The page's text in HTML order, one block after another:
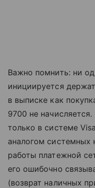
Важно помнить: ни
инициируется
в выписке как
9700 не
только в системе
аналогом системных
работы платежной
его ошибочно
(возврат наличных